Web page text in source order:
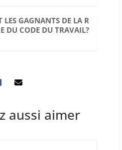
LES GAGNANTS DE LA R
DU CODE DU TRAVAIL?
aussi aimer